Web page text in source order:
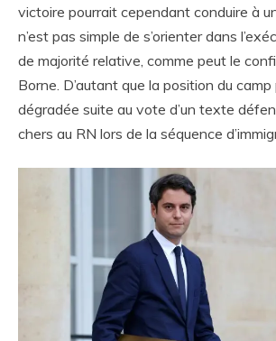
victoire pourrait cependant conduire à
n’est pas simple de s’orienter dans
de majorité relative, comme peut le
Borne. D’autant que la position du
dégradée suite au vote d’un texte
chers au RN lors de la séquence